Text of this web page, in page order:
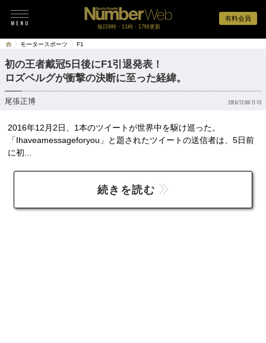
有料会員
毎日6時・11時・17時更新
モータースポーツ F1
初の王者戴冠5日後にF1引退発表！
ロズベルグが衝撃の決断に至った経緯。
尾張正博 2016/12/08 11:15
2016年12月2日、1本のツイートが世界中を駆け巡った。
「Ihaveamessageforyou」と題されたツイートの送信者は、5日前
に初...
続きを読む